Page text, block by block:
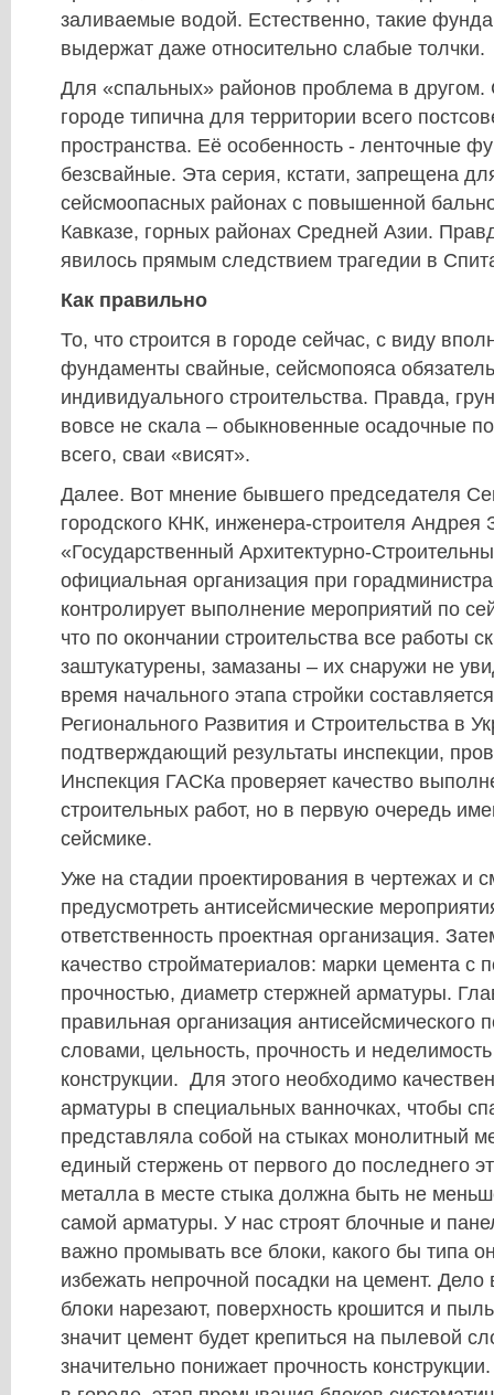
заливаемые водой. Естественно, такие
выдержат даже относительно слабые толчки.
Для «спальных» районов проблема в другом.
городе типична для территории всего
пространства. Её особенность - ленточные
безсвайные. Эта серия, кстати, запрещена
сейсмоопасных районах с повышенной
Кавказе, горных районах Средней Азии.
явилось прямым следствием трагедии в
Как правильно
То, что строится в городе сейчас, с виду
фундаменты свайные, сейсмопояса
индивидуального строительства. Правда,
вовсе не скала – обыкновенные осадочные
всего, сваи «висят».
Далее. Вот мнение бывшего председателя
городского КНК, инженера-строителя Андрея
«Государственный Архитектурно-
официальная организация при
контролирует выполнение мероприятий по
что по окончании строительства все работы
заштукатурены, замазаны – их снаружи не
время начального этапа стройки
Регионального Развития и Строительства в
подтверждающий результаты инспекции,
Инспекция ГАСКа проверяет качество
строительных работ, но в первую очередь
сейсмике.
Уже на стадии проектирования в чертежах и
предусмотреть антисейсмические
ответственность проектная организация.
качество стройматериалов: марки цемента с
прочностью, диаметр стержней арматуры.
правильная организация антисейсмического
словами, цельность, прочность и
конструкции. Для этого необходимо
арматуры в специальных ванночках, чтобы
представляла собой на стыках монолитный
единый стержень от первого до последнего
металла в месте стыка должна быть не
самой арматуры. У нас строят блочные и
важно промывать все блоки, какого бы типа
избежать непрочной посадки на цемент. Дело
блоки нарезают, поверхность крошится и
значит цемент будет крепиться на пылевой
значительно понижает прочность